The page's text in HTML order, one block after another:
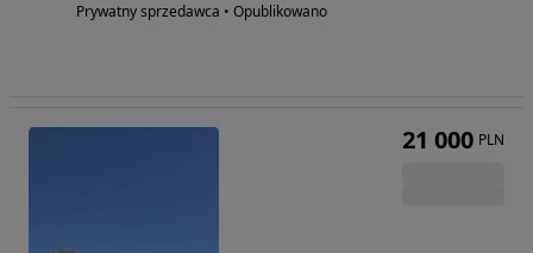
Prywatny sprzedawca • Opublikowano
21 000 PLN